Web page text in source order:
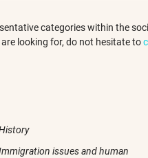
categories within the
looking for, do not hesitate to
issues and human